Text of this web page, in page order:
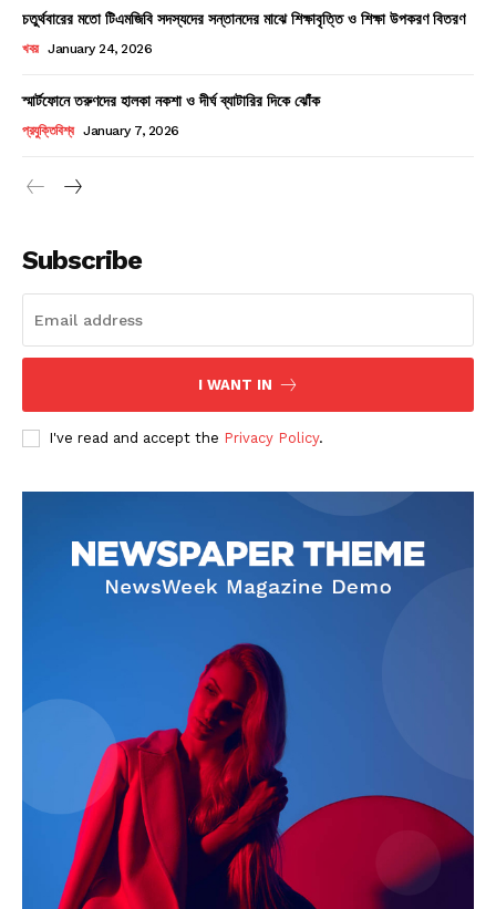
Company
About
Subscription Plans
My account
চতুর্থবারের মতো টিএমজিবি সদস্যদের সন্তানদের মাঝে শিক্ষাবৃত্তি ও শিক্ষা উপকরণ বিতরণ
খবর January 24, 2026
স্মার্টফোনে তরুণদের হালকা নকশা ও দীর্ঘ ব্যাটারির দিকে ঝোঁক
প্রযুক্তিবিশ্ব January 7, 2026
Subscribe
I WANT IN
I've read and accept the Privacy Policy.